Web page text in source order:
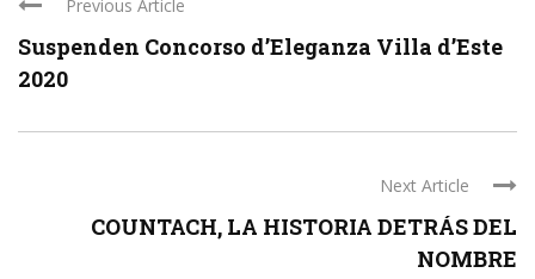
Previous Article
Suspenden Concorso d’Eleganza Villa d’Este
2020
Next Article
COUNTACH, LA HISTORIA DETRÁS DEL
NOMBRE